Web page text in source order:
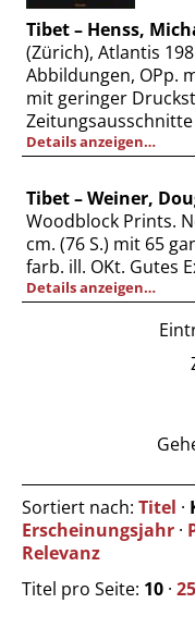
Tibet – Henss,
(Zürich), Atlantis
Abbildungen, OPp.
mit geringer
Details anzeigen…
Tibet – Weiner,
Woodblock Prints.
cm. (76 S.) mit 65
farb. ill. OKt. Gutes
Details anzeigen…
Sortiert nach: Titel ·
Erscheinungsjahr ·
Relevanz
Titel pro Seite: 10 · 25